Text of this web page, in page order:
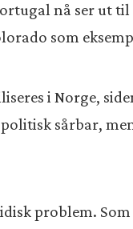
nå ser ut
som
i Norge,
sårbar,
problem. Som